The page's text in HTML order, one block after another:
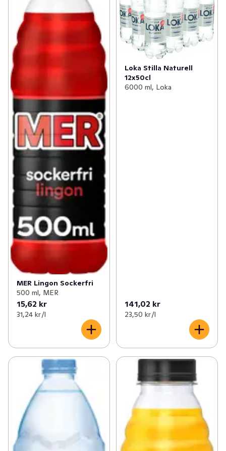
MER Lingon Sockerfri
500 ml, MER
15,62 kr
31,24 kr /l
Loka Stilla Naturell
12x50cl
6000 ml, Loka
141,02 kr
23,50 kr /l